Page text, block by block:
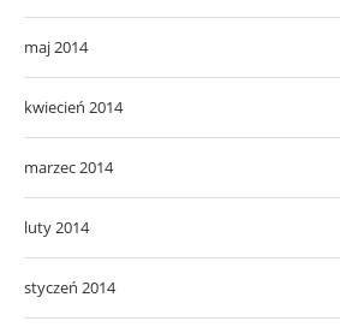
maj 2014
kwiecień 2014
marzec 2014
luty 2014
styczeń 2014